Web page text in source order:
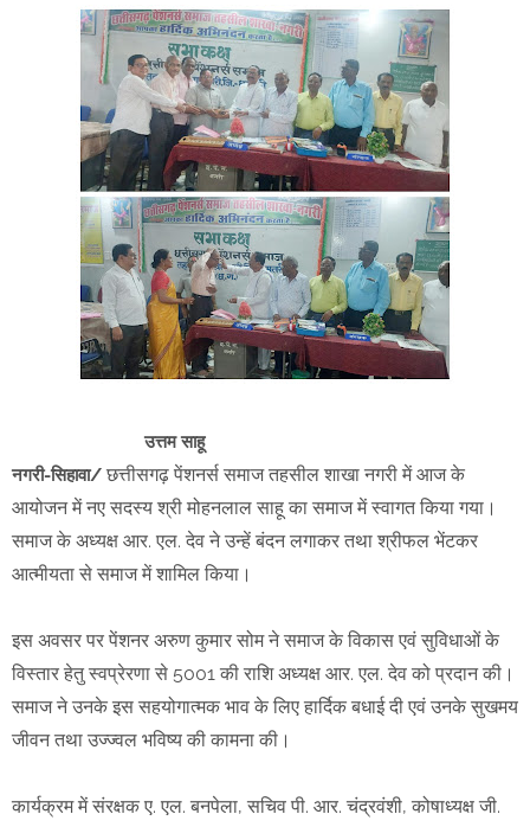
उत्तम साहू
नगरी-सिहावा/ छत्तीसगढ़ पेंशनर्स समाज तहसील शाखा नगरी में आज के
आयोजन में नए सदस्य श्री मोहनलाल साहू का समाज में स्वागत किया गया।
समाज के अध्यक्ष आर. एल. देव ने उन्हें बंदन लगाकर तथा श्रीफल भेंटकर
आत्मीयता से समाज में शामिल किया।
इस अवसर पर पेंशनर अरुण कुमार सोम ने समाज के विकास एवं सुविधाओं के
विस्तार हेतु स्वप्रेरणा से 5001 की राशि अध्यक्ष आर. एल. देव को प्रदान की।
समाज ने उनके इस सहयोगात्मक भाव के लिए हार्दिक बधाई दी एवं उनके सुखमय
जीवन तथा उज्ज्वल भविष्य की कामना की।
कार्यक्रम में संरक्षक ए. एल. बनपेला, सचिव पी. आर. चंद्रवंशी, कोषाध्यक्ष जी.